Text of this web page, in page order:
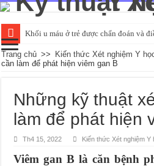
Khối u máu ở trẻ được chẩn đoán và
Đường huyết ổn định là bao nhiêu và
Các phương pháp xét nghiệm HIV qua
Xét nghiệm nước tiểu có thể phát hiện
Trang chủ >> Kiến thức Xét nghiệm Y
cần làm để phát hiện viêm gan B
Những kỹ thuật
làm để phát hiện
Th4 15, 2022 Kiến thức Xét nghiệm Y
Viêm gan B là căn bệnh